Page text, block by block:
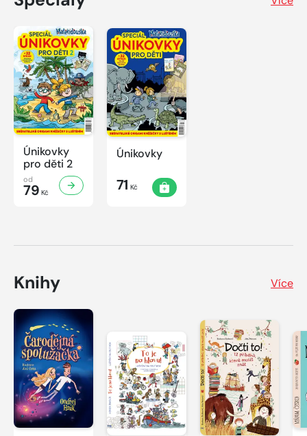
Únikovky
pro děti 2
od
79 Kč
Únikovky
71 Kč
Knihy Více